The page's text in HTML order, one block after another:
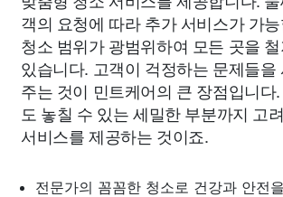
객의 요청에 따라 추가 서비스가 가
청소 범위가 광범위하여 모든 곳을
있습니다. 고객이 걱정하는 문제들을
주는 것이 민트케어의 큰 장점입니다
도 놓칠 수 있는 세밀한 부분까지 고
서비스를 제공하는 것이죠.
전문가의 꼼꼼한 청소로 건강과 안전